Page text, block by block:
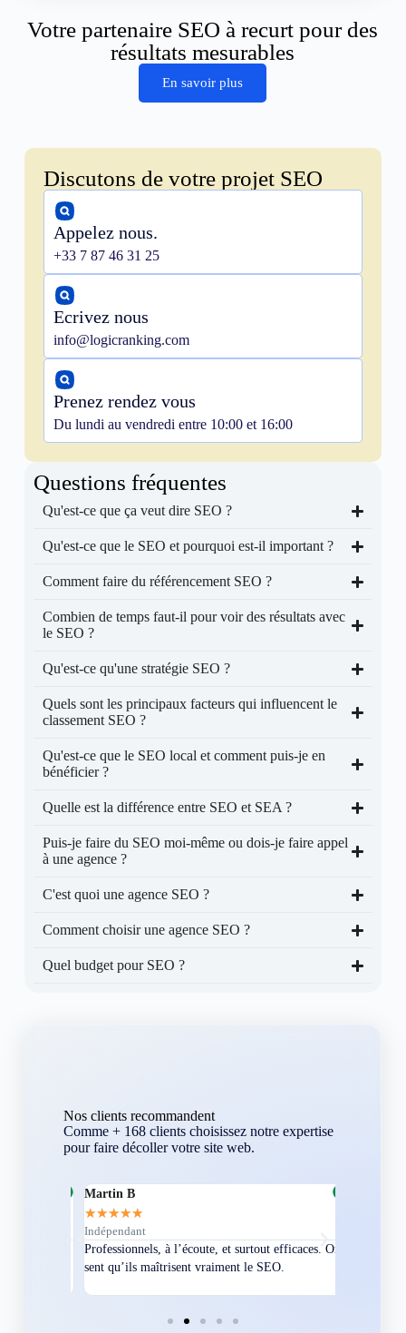
Votre partenaire SEO à recurt pour des
résultats mesurables
En savoir plus
Discutons de votre projet SEO
Appelez nous.
+33 7 87 46 31 25
Ecrivez nous
info@logicranking.com
Prenez rendez vous
Du lundi au vendredi entre 10:00 et 16:00
Questions fréquentes
Qu'est-ce que ça veut dire SEO ?
Qu'est-ce que le SEO et pourquoi est-il important ?
Comment faire du référencement SEO ?
Combien de temps faut-il pour voir des résultats avec
le SEO ?
Qu'est-ce qu'une stratégie SEO ?
Quels sont les principaux facteurs qui influencent le
classement SEO ?
Qu'est-ce que le SEO local et comment puis-je en
bénéficier ?
Quelle est la différence entre SEO et SEA ?
Puis-je faire du SEO moi-même ou dois-je faire appel
à une agence ?
C'est quoi une agence SEO ?
Comment choisir une agence SEO ?
Quel budget pour SEO ?
Nos clients recommandent
Comme + 168 clients choisissez notre expertise
pour faire décoller votre site web.
Martin B
★★★★
Indépendant
Professionnels, à l’écoute, et surtout efficaces. On
sent qu’ils maîtrisent vraiment le SEO.